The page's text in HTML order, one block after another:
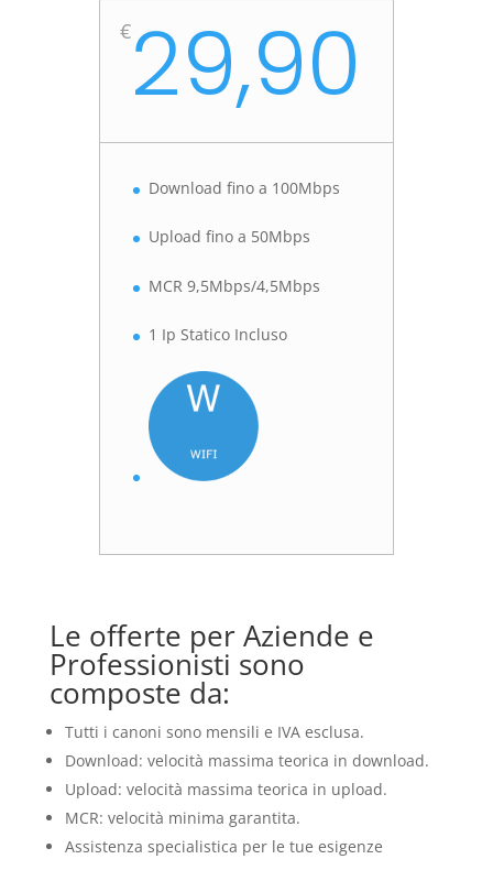
€29,90
Download fino a 100Mbps
Upload fino a 50Mbps
MCR 9,5Mbps/4,5Mbps
1 Ip Statico Incluso
Le offerte per Aziende e
Professionisti sono
composte da:
Tutti i canoni sono mensili e IVA esclusa.
Download: velocità massima teorica in download.
Upload: velocità massima teorica in upload.
MCR: velocità minima garantita.
Assistenza specialistica per le tue esigenze